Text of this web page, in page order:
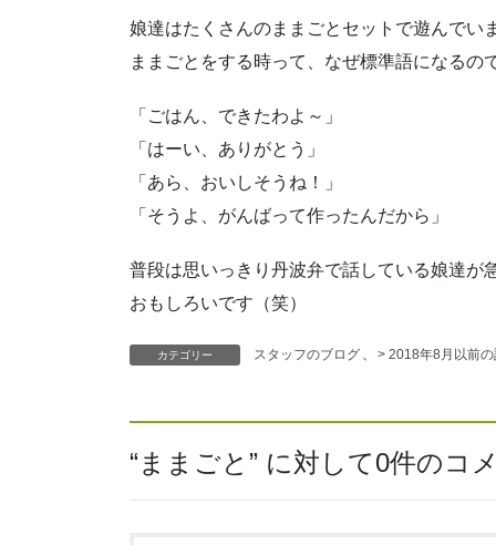
娘達はたくさんのままごとセットで遊んでい
ままごとをする時って、なぜ標準語になるの
「ごはん、できたわよ～」
「はーい、ありがとう」
「あら、おいしそうね！」
「そうよ、がんばって作ったんだから」
普段は思いっきり丹波弁で話している娘達が
おもしろいです（笑）
カテゴリー スタッフのブログ 、 > 2018年8月以前
“ままごと ” に対して0件のコ